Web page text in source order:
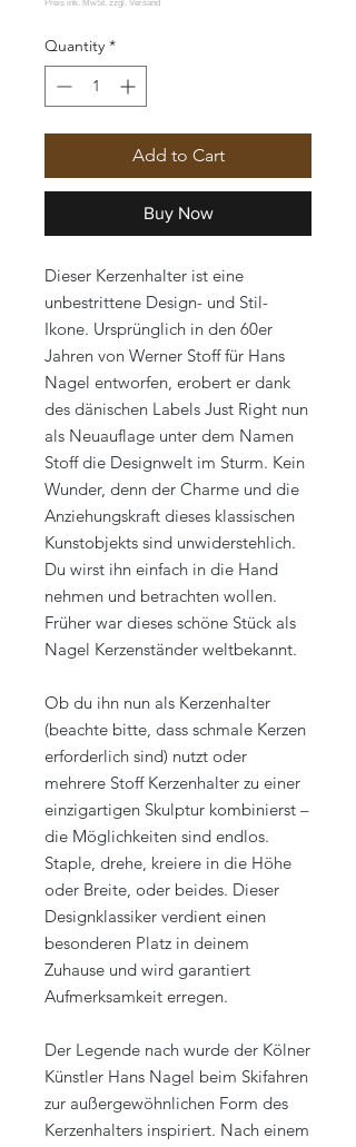
Quantity *
Add to Cart
Buy Now
Dieser Kerzenhalter ist eine
unbestrittene Design- und Stil-
Ikone. Ursprünglich in den 60er
Jahren von Werner Stoff für Hans
Nagel entworfen, erobert er dank
des dänischen Labels Just Right nun
als Neuauflage unter dem Namen
Stoff die Designwelt im Sturm. Kein
Wunder, denn der Charme und die
Anziehungskraft dieses klassischen
Kunstobjekts sind unwiderstehlich.
Du wirst ihn einfach in die Hand
nehmen und betrachten wollen.
Früher war dieses schöne Stück als
Nagel Kerzenständer weltbekannt.
Ob du ihn nun als Kerzenhalter
(beachte bitte, dass schmale Kerzen
erforderlich sind) nutzt oder
mehrere Stoff Kerzenhalter zu einer
einzigartigen Skulptur kombinierst –
die Möglichkeiten sind endlos.
Staple, drehe, kreiere in die Höhe
oder Breite, oder beides. Dieser
Designklassiker verdient einen
besonderen Platz in deinem
Zuhause und wird garantiert
Aufmerksamkeit erregen.
Der Legende nach wurde der Kölner
Künstler Hans Nagel beim Skifahren
zur außergewöhnlichen Form des
Kerzenhalters inspiriert. Nach einem